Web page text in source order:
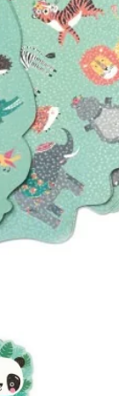
ręcznych